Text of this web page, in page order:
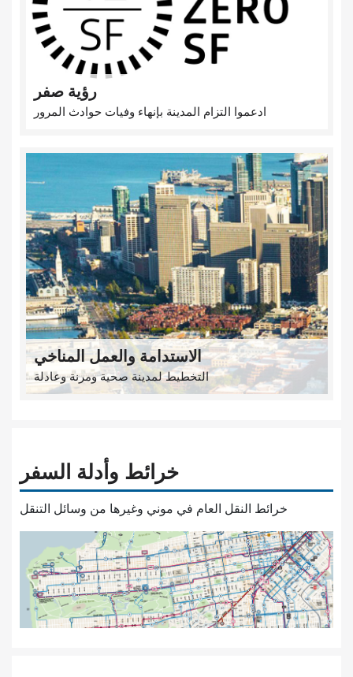
رؤية صفر
ادعموا التزام المدينة بإنهاء وفيات حوادث المرور
الاستدامة والعمل المناخي
التخطيط لمدينة صحية ومرنة وعادلة
خرائط وأدلة السفر
خرائط النقل العام في موني وغيرها من وسائل التنقل